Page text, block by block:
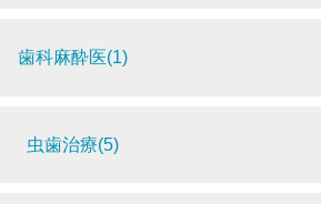
歯科麻酔医(1)
虫歯治療(5)